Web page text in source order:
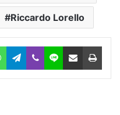
Riccardo Lorello
WhatsAppTelegram
ViberLine Condividi via Email